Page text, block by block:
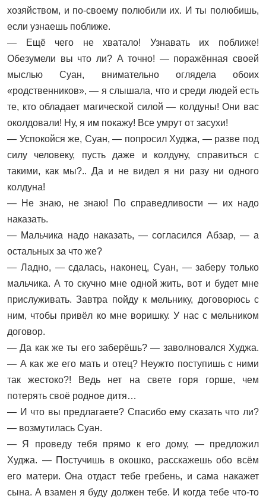
хозяйством, и по-своему полюбили их. И ты полюбишь,
если узнаешь поближе.
— Ещё чего не хватало! Узнавать их поближе!
Обезумели вы что ли? А точно! — поражённая своей
мыслью Суан, внимательно оглядела обоих
«родственников», — я слышала, что и среди людей есть
те, кто обладает магической силой — колдуны! Они вас
околдовали! Ну, я им покажу! Все умрут от засухи!
— Успокойся же, Суан, — попросил Худжа, — разве под
силу человеку, пусть даже и колдуну, справиться с
такими, как мы?.. Да и не видел я ни разу ни одного
колдуна!
— Не знаю, не знаю! По справедливости — их надо
наказать.
— Мальчика надо наказать, — согласился Абзар, — а
остальных за что же?
— Ладно, — сдалась, наконец, Суан, — заберу только
мальчика. А то скучно мне одной жить, вот и будет мне
прислуживать. Завтра пойду к мельнику, договорюсь с
ним, чтобы привёл ко мне воришку. У нас с мельником
договор.
— Да как же ты его заберёшь? — заволновался Худжа.
— А как же его мать и отец? Неужто поступишь с ними
так жестоко?! Ведь нет на свете горя горше, чем
потерять своё родное дитя…
— И что вы предлагаете? Спасибо ему сказать что ли?
— возмутилась Суан.
— Я проведу тебя прямо к его дому, — предложил
Худжа. — Постучишь в окошко, расскажешь обо всём
его матери. Она отдаст тебе гребень, и сама накажет
сына. А взамен я буду должен тебе. И когда тебе что‑то